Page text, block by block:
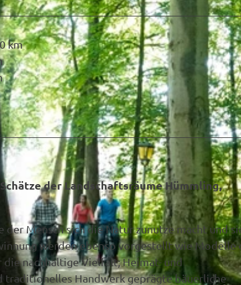
km
der Landschaftsräume Hümmling,
Mensch sich die Natur zunutze macht und
werden ebenso vorgestellt wie Modelle
nachhaltige Vielfalt; Heimat- und
traditionelles Handwerk geprägte bäuerliche